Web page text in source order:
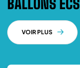
BALLONS ECS
VOIR PLUS